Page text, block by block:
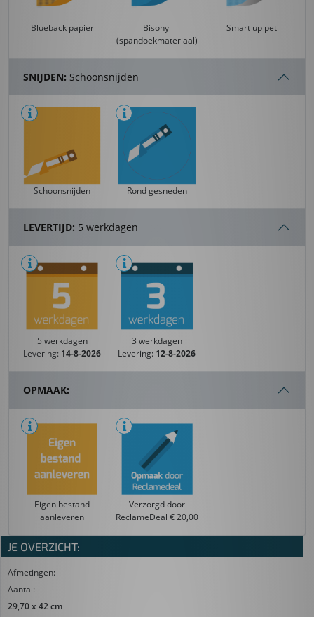
Blueback papier
Bisonyl
(spandoekmateriaal)
Smart up pet
SNIJDEN: Schoonsnijden
Schoonsnijden Rond gesneden
LEVERTIJD: 5 werkdagen
5 werkdagen
Levering: 14-8-2026
3 werkdagen
Levering: 12-8-2026
OPMAAK:
Eigen bestand
aanleveren
Verzorgd door
ReclameDeal € 20,00
JE OVERZICHT:
Afmetingen:
Aantal:
29,70 x 42 cm